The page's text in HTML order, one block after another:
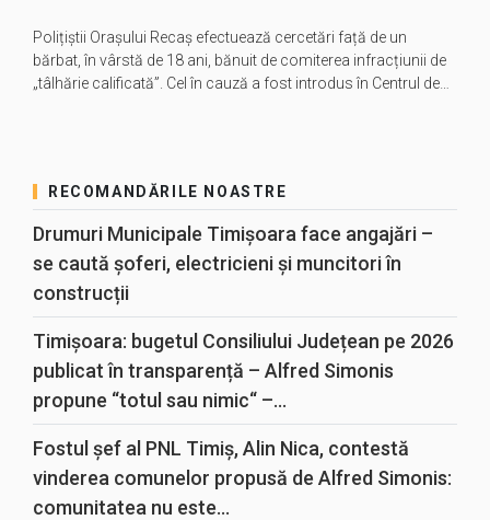
Polițiștii Orașului Recaș efectuează cercetări față de un
bărbat, în vârstă de 18 ani, bănuit de comiterea infracțiunii de
„tâlhărie calificată”. Cel în cauză a fost introdus în Centrul de…
RECOMANDĂRILE NOASTRE
Drumuri Municipale Timișoara face angajări –
se caută șoferi, electricieni și muncitori în
construcții
Timișoara: bugetul Consiliului Județean pe 2026
publicat în transparență – Alfred Simonis
propune “totul sau nimic“ –...
Fostul șef al PNL Timiș, Alin Nica, contestă
vinderea comunelor propusă de Alfred Simonis:
comunitatea nu este...